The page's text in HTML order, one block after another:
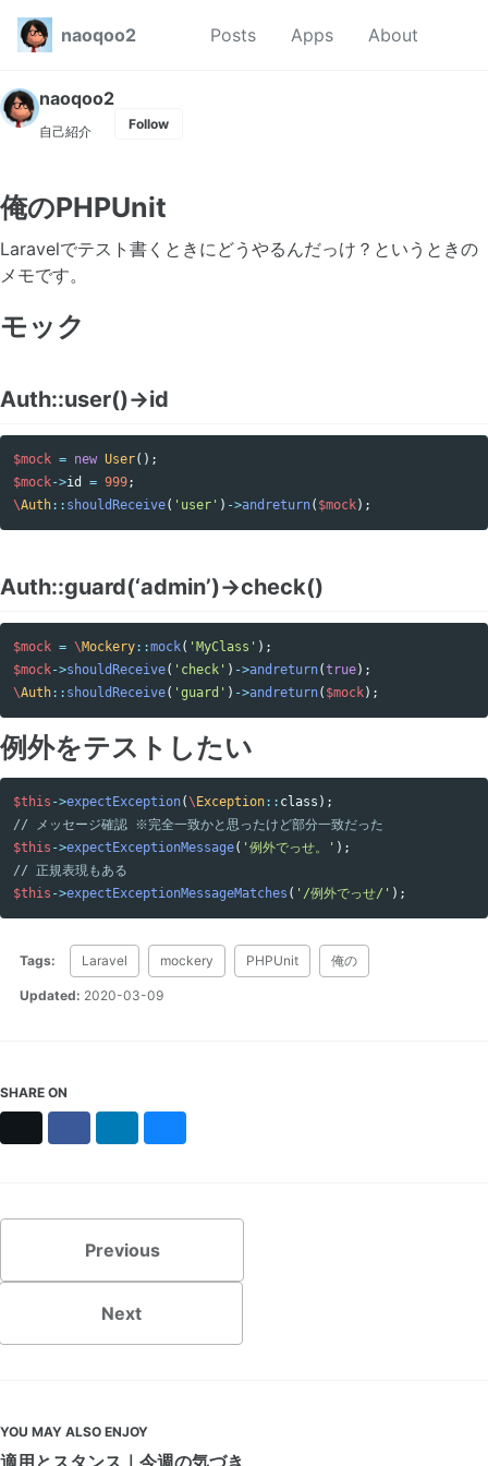
Skip to primary navigation
Skip to content
Skip to footer
naoqoo2
Posts Apps About
naoqoo2
自己紹介 Follow
俺のPHPUnit
Laravelでテスト書くときにどうやるんだっけ？というときの
メモです。
モック
Auth::user()->id
$mock = new User();
$mock->id = 999;
\Auth:: shouldReceive( 'user' ) ->andreturn( $mock);
Auth::guard(‘admin’)->check()
$mock = \Mockery::mock( 'MyClass' );
$mock->shouldReceive( 'check' ) ->andreturn(true);
\Auth:: shouldReceive( 'guard' ) ->andreturn( $mock);
例外をテストしたい
$this ->expectException(\Exception:: class );
// メッセージ確認 ※完全一致かと思ったけど部分一致だった
$this ->expectExceptionMessage( '例外でっせ。' );
// 正規表現もある
$this ->expectExceptionMessageMatches ( '/例外でっせ/' );
Tags: Laravel mockery PHPUnit 俺の
Updated: 2020-03-09
SHARE ON
Previous
Next
YOU MAY ALSO ENJOY
適用とスタンス｜今週の気づき